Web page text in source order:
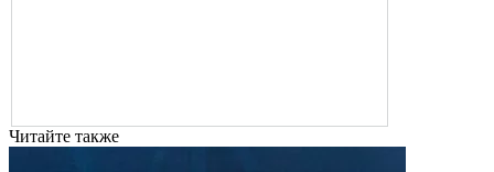
Читайте также